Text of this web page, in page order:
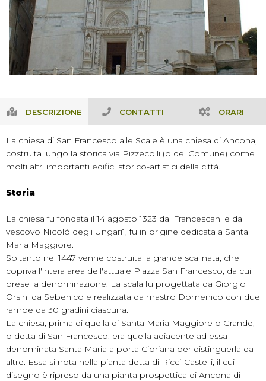
DESCRIZIONE CONTATTI ORARI
La chiesa di San Francesco alle Scale è una chiesa di Ancona,
costruita lungo la storica via Pizzecolli (o del Comune) come
molti altri importanti edifici storico-artistici della città.
Storia
La chiesa fu fondata il 14 agosto 1323 dai Francescani e dal
vescovo Nicolò degli Ungari1, fu in origine dedicata a Santa
Maria Maggiore.
Soltanto nel 1447 venne costruita la grande scalinata, che
copriva l'intera area dell'attuale Piazza San Francesco, da cui
prese la denominazione. La scala fu progettata da Giorgio
Orsini da Sebenico e realizzata da mastro Domenico con due
rampe da 30 gradini ciascuna.
La chiesa, prima di quella di Santa Maria Maggiore o Grande,
o detta di San Francesco, era quella adiacente ad essa
denominata Santa Maria a porta Cipriana per distinguerla da
altre. Essa si nota nella pianta detta di Ricci-Castelli, il cui
disegno è ripreso da una pianta prospettica di Ancona di